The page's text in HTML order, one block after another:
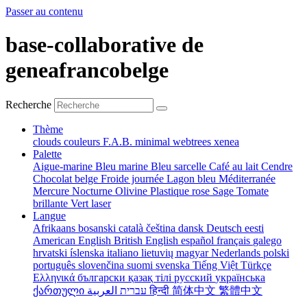
Passer au contenu
base-collaborative de
geneafrancobelge
Recherche
Thème
clouds couleurs F.A.B. minimal webtrees xenea
Palette
Aigue-marine Bleu marine Bleu sarcelle Café au lait Cendre
Chocolat belge Froide journée Lagon bleu Méditerranée
Mercure Nocturne Olivine Plastique rose Sage Tomate
brillante Vert laser
Langue
Afrikaans bosanski català čeština dansk Deutsch eesti
American English British English español français galego
hrvatski íslenska italiano lietuvių magyarNederlands polski
português slovenčina suomi svenska Tiếng Việt Türkçe
Ελληνικά български қазақ тілі русский українська
ქართული
עברית العربيةहिन्दी 简体中文 繁體中文